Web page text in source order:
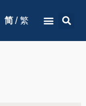
简 / 繁